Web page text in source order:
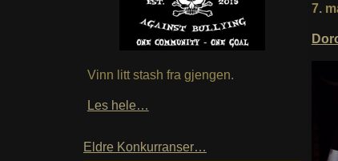
Vinn litt stash fra gjengen.
Les hele…
Eldre Konkurranser…
7.